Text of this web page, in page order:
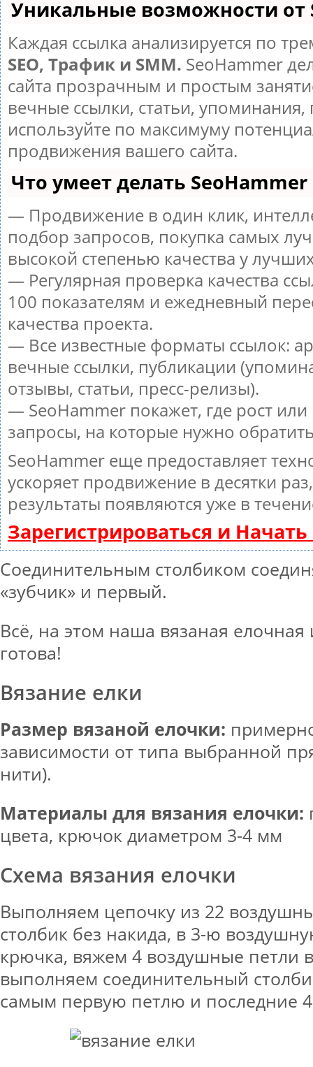
Уникальные возможности от
Каждая ссылка анализируется по
SEO, Трафик и SMM. SeoHammer
сайта прозрачным и простым
вечные ссылки, статьи, упоминания,
используйте по максимуму
продвижения вашего сайта.
Что умеет делать SeoHammer
— Продвижение в один клик,
подбор запросов, покупка самых
высокой степенью качества у
— Регулярная проверка качества
100 показателям и ежедневный
качества проекта.
— Все известные форматы ссылок:
вечные ссылки, публикации
отзывы, статьи, пресс-релизы).
— SeoHammer покажет, где рост или
запросы, на которые нужно
SeoHammer еще предоставляет
ускоряет продвижение в десятки
результаты появляются уже в
Зарегистрироваться и
Соединительным столбиком
«зубчик» и первый.
Всё, на этом наша вязаная елочная
готова!
Вязание елки
Размер вязаной елочки:
зависимости от типа выбранной
нити).
Материалы для вязания елочки:
цвета, крючок диаметром 3-4 мм
Схема вязания елочки
Выполняем цепочку из 22
столбик без накида, в 3-ю
крючка, вяжем 4 воздушные петли
выполняем соединительный
самым первую петлю и последние